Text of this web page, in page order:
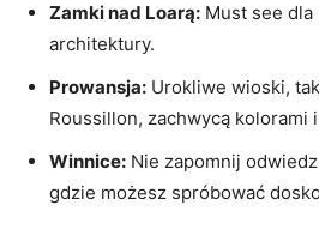
Zamki nad Loarą: Must see
architektury.
Prowansja: Urokliwe wioski,
Roussillon, zachwycą kolorami
Winnice: Nie zapomnij
gdzie możesz spróbować